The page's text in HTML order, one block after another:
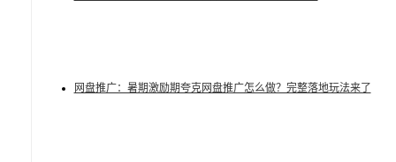
网盘推广：暑期激励期夸克网盘推广怎么做？完整落地玩法来了